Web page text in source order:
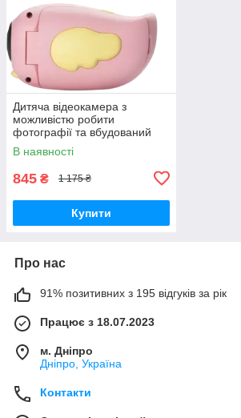
Дитяча відеокамера з
можливістю робити
фотографії та вбудований
відео і фоторедактор зі
слотом для карти пам'яті
В наявності
845 ₴ 1 175 ₴
Купити
Про нас
91% позитивних з 195 відгуків за рік
Працює з 18.07.2023
м. Дніпро
Дніпро, Україна
Контакти